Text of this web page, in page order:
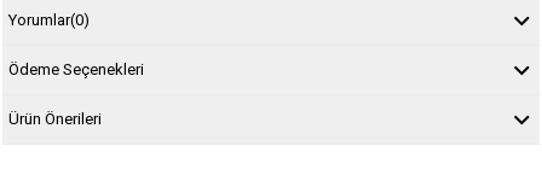
Yorumlar(0)
Ödeme Seçenekleri
Ürün Önerileri